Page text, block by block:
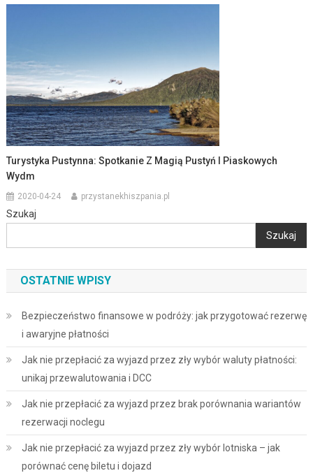
Turystyka Pustynna: Spotkanie Z Magią Pustyń I Piaskowych
Wydm
2020-04-24 przystanekhiszpania.pl
Szukaj
Szukaj
OSTATNIE WPISY
Bezpieczeństwo finansowe w podróży: jak przygotować rezerwę
i awaryjne płatności
Jak nie przepłacić za wyjazd przez zły wybór waluty płatności:
unikaj przewalutowania i DCC
Jak nie przepłacić za wyjazd przez brak porównania wariantów
rezerwacji noclegu
Jak nie przepłacić za wyjazd przez zły wybór lotniska – jak
porównać cenę biletu i dojazd